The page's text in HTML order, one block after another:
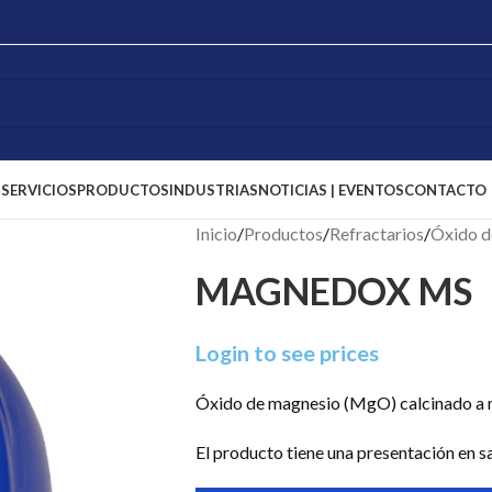
SERVICIOSPRODUCTOSINDUSTRIASNOTICIAS | EVENTOSCONTACTO
Inicio/Productos/Refractarios/Óxido
MAGNEDOX MS
Login to see prices
Óxido de magnesio (MgO) calcinado
El producto tiene una presentación en